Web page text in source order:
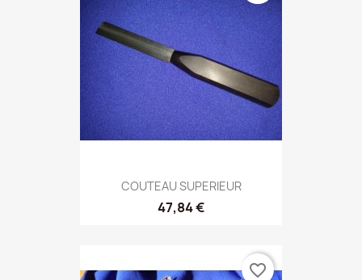
COUTEAU SUPERIEUR
47,84 €
favorite_border